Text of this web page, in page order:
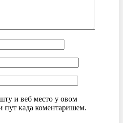
и веб место у овом
пут када коментаришем.